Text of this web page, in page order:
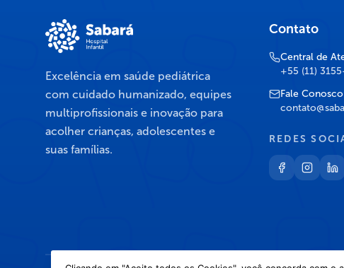
Excelência em saúde pediátrica
com cuidado humanizado, equipes
multiprofissionais e inovação para
acolher crianças, adolescentes e
suas famílias.
Contato
Central de
+55 (11)
Fale Conosco
REDES